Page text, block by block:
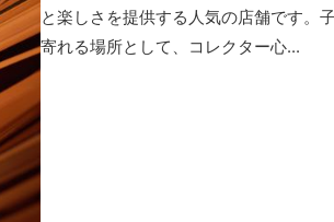
と楽しさを提供する人気の店舗です。
寄れる場所として、コレクター心...